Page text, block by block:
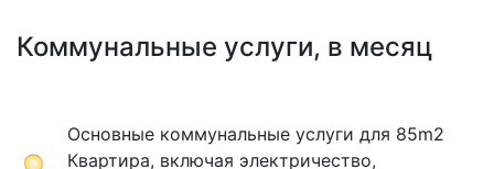
Коммунальные услуги, в месяц
Основные коммунальные услуги для 85m2
Квартира, включая электричество,